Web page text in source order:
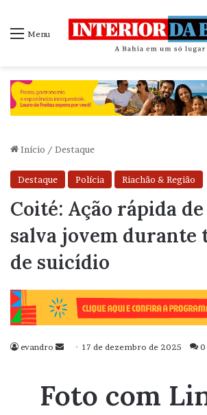
Menu
Início / Destaque
Destaque Polícia Riachão & Região
Coité: Ação rápida
salva jovem durante
de suicídio
evandro
Mande
mail
17 de dezembro de 2025 0
Foto com